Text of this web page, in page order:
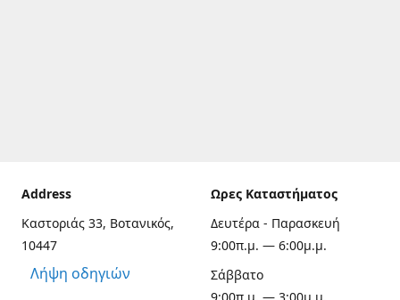
Address
Καστοριάς 33, Βοτανικός,
10447
Λήψη οδηγιών
Ωρες Καταστήματος
Δευτέρα - Παρασκευή
9:00π.μ. — 6:00μ.μ.
Σάββατο